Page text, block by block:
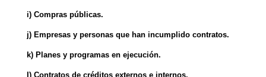
i) Compras públicas.
j) Empresas y personas que han incumplido contratos.
k) Planes y programas en ejecución.
I) Contratos de créditos externos e internos.